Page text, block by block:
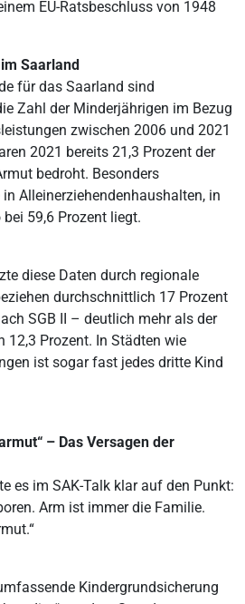
EU-Ratsbeschluss von 1948
Saarland
für das Saarland sind
Zahl der Minderjährigen im Bezug
zwischen 2006 und 2021
2021 bereits 21,3 Prozent der
bedroht. Besonders
Alleinerziehendenhaushalten, in
59,6 Prozent liegt.
diese Daten durch regionale
durchschnittlich 17 Prozent
SGB II – deutlich mehr als der
12,3 Prozent. In Städten wie
ist sogar fast jedes dritte Kind
– Das Versagen der
es im SAK-Talk klar auf den Punkt:
Arm ist immer die Familie.
Kindergrundsicherung